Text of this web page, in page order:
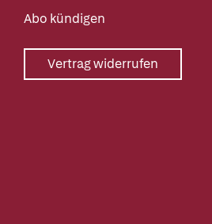
Abo kündigen
Vertrag widerrufen